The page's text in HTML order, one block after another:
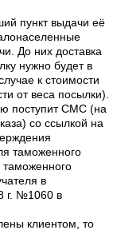
пункт выдачи её
До них доставка
нужно будет в
к стоимости
от веса посылки).
поступит СМС (на
со ссылкой на
таможенного
в
г. №1060 в
клиентом, то